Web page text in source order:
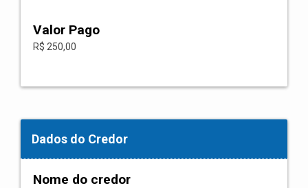
Valor Pago
R$ 250,00
Dados do Credor
Nome do credor